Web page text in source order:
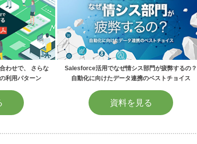
わせで、
さらな
利用パターン
Salesforce活用でなぜ情シス部門が疲弊するの？
自動化に向けたデータ連携のベストチョイス
資料を見る